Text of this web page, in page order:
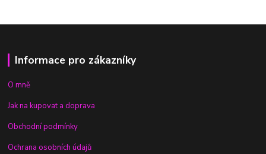
Informace pro zákazníky
O mně
Jak na kupovat a doprava
Obchodní podmínky
Ochrana osobních údajů